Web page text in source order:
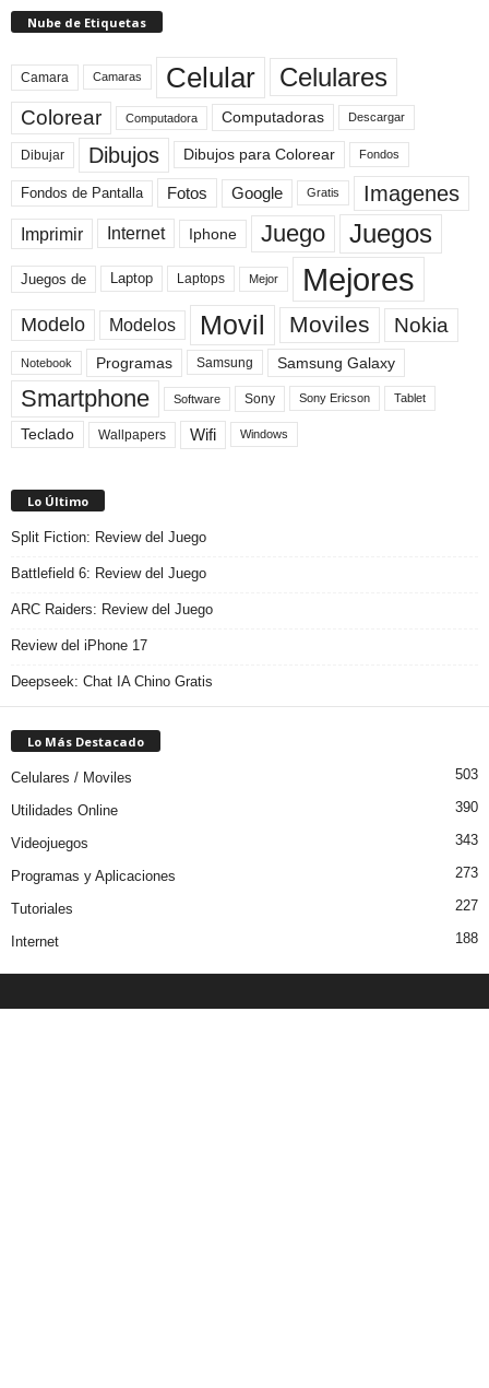
Nube de Etiquetas
Camara Camaras Celular Celulares
Colorear Computadora Computadoras Descargar
Dibujar Dibujos Dibujos para Colorear Fondos
Fondos de Pantalla Fotos Google Gratis Imagenes
Imprimir Internet Iphone Juego Juegos
Juegos de Laptop Laptops Mejor Mejores
Modelo Modelos Movil Moviles Nokia
Notebook Programas Samsung Samsung Galaxy
Smartphone Software Sony Sony Ericson Tablet
Teclado Wallpapers Wifi Windows
Lo Último
Split Fiction: Review del Juego
Battlefield 6: Review del Juego
ARC Raiders: Review del Juego
Review del iPhone 17
Deepseek: Chat IA Chino Gratis
Lo Más Destacado
Celulares / Moviles 503
Utilidades Online 390
Videojuegos 343
Programas y Aplicaciones 273
Tutoriales 227
Internet 188